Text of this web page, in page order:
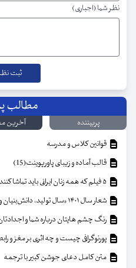
نظر شما (اجباری)
مطالب
پربیننده
آخرین
قوانین کلاس و مدرسه
قالب آماده و زیبای پاورپوینت(15)
شعار سال ۱۴۰۱ «سال تولید، دانش‌بنیان و اشتغال‌آفرین»
رنگ چشم هایتان درباره شما و
پورنوگرافی چیست و چه اثری بر مغز و
متن کامل دعای جوشن کبیر با ترجمه